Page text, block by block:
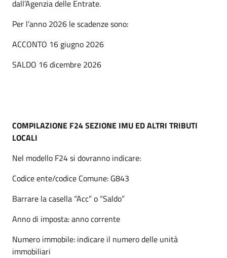
dall’Agenzia delle Entrate.
Per l’anno 2026 le scadenze sono:
ACCONTO 16 giugno 2026
SALDO 16 dicembre 2026
COMPILAZIONE F24 SEZIONE IMU ED ALTRI TRIBUTI
LOCALI
Nel modello F24 si dovranno indicare:
Codice ente/codice Comune: G843
Barrare la casella “Acc” o “Saldo”
Anno di imposta: anno corrente
Numero immobile: indicare il numero delle unità
immobiliari